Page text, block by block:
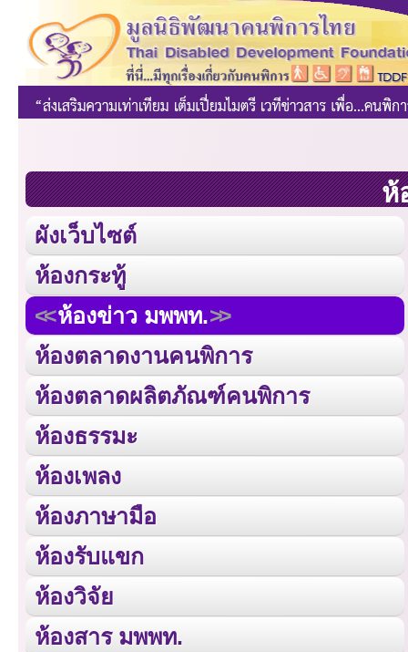
ห้
ผังเว็บไซต์
ห้องกระทู้
ห้องข่าว มพพท.
ห้องตลาดงานคนพิการ
ห้องตลาดผลิตภัณฑ์คนพิการ
ห้องธรรมะ
ห้องเพลง
ห้องภาษามือ
ห้องรับแขก
ห้องวิจัย
ห้องสาร มพพท.